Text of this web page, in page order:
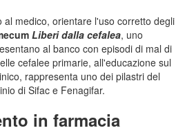
medico, orientare l'uso corretto degli
Liberi dalla cefalea, uno
al banco con episodi di mal di
cefalee primarie, all'educazione sul
rappresenta uno dei pilastri del
di Sifac e Fenagifar.
in farmacia